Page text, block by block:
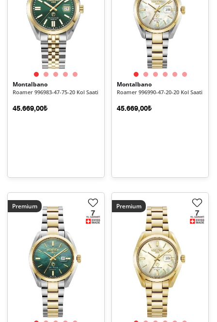
Montalbano
Roamer 996983-47-75-20 Kol Saati
45.669,00₺
Montalbano
Roamer 996990-47-20-20 Kol Saati
45.669,00₺
Premium Premium